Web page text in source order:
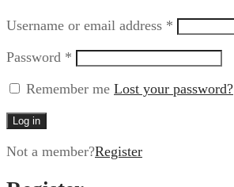
Username or email address *
Password *
Remember me Lost your password?
Log in
Not a member?Register